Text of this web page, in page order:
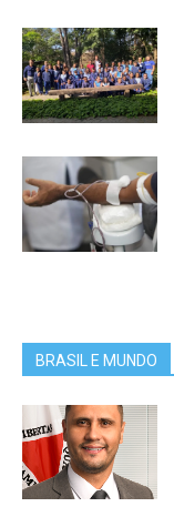
BRASIL E MUNDO